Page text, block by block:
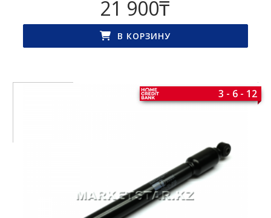
21 900₸
В КОРЗИНУ
3 - 6 - 12